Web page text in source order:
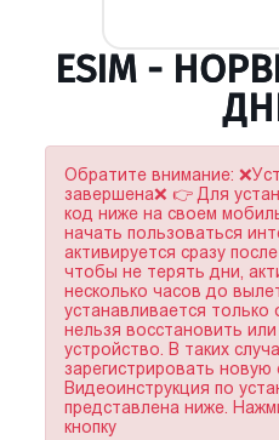
ESIM -
Обратите внимание:
завершена❌ 👉 Для
код ниже на своем
начать пользоваться
активируется сразу
чтобы не терять дни,
несколько часов до
устанавливается только
нельзя восстановить
устройство. В таких
зарегистрировать новую
Видеоинструкция по
представлена ниже.
кнопку